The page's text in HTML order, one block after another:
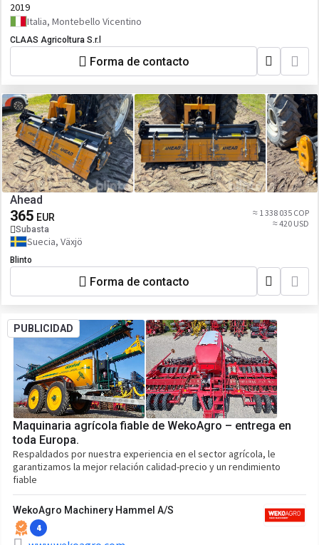
2019
Italia, Montebello Vicentino
CLAAS Agricoltura S.r.l
Forma de contacto
Ahead
365 EUR
Subasta
≈ 1 338 035 COP
≈ 420 USD
Suecia, Växjö
Blinto
Forma de contacto
PUBLICIDAD
Maquinaria agrícola fiable de WekoAgro – entrega en
toda Europa.
Respaldados por nuestra experiencia en el sector agrícola, le
garantizamos la mejor relación calidad-precio y un rendimiento
fiable
WekoAgro Machinery Hammel A/S
4